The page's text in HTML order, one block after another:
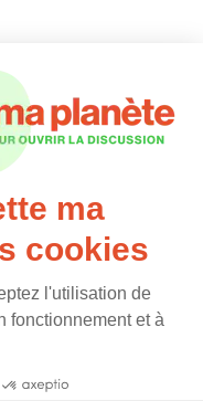
ma
cookies
l'utilisation de
fonctionnement et à